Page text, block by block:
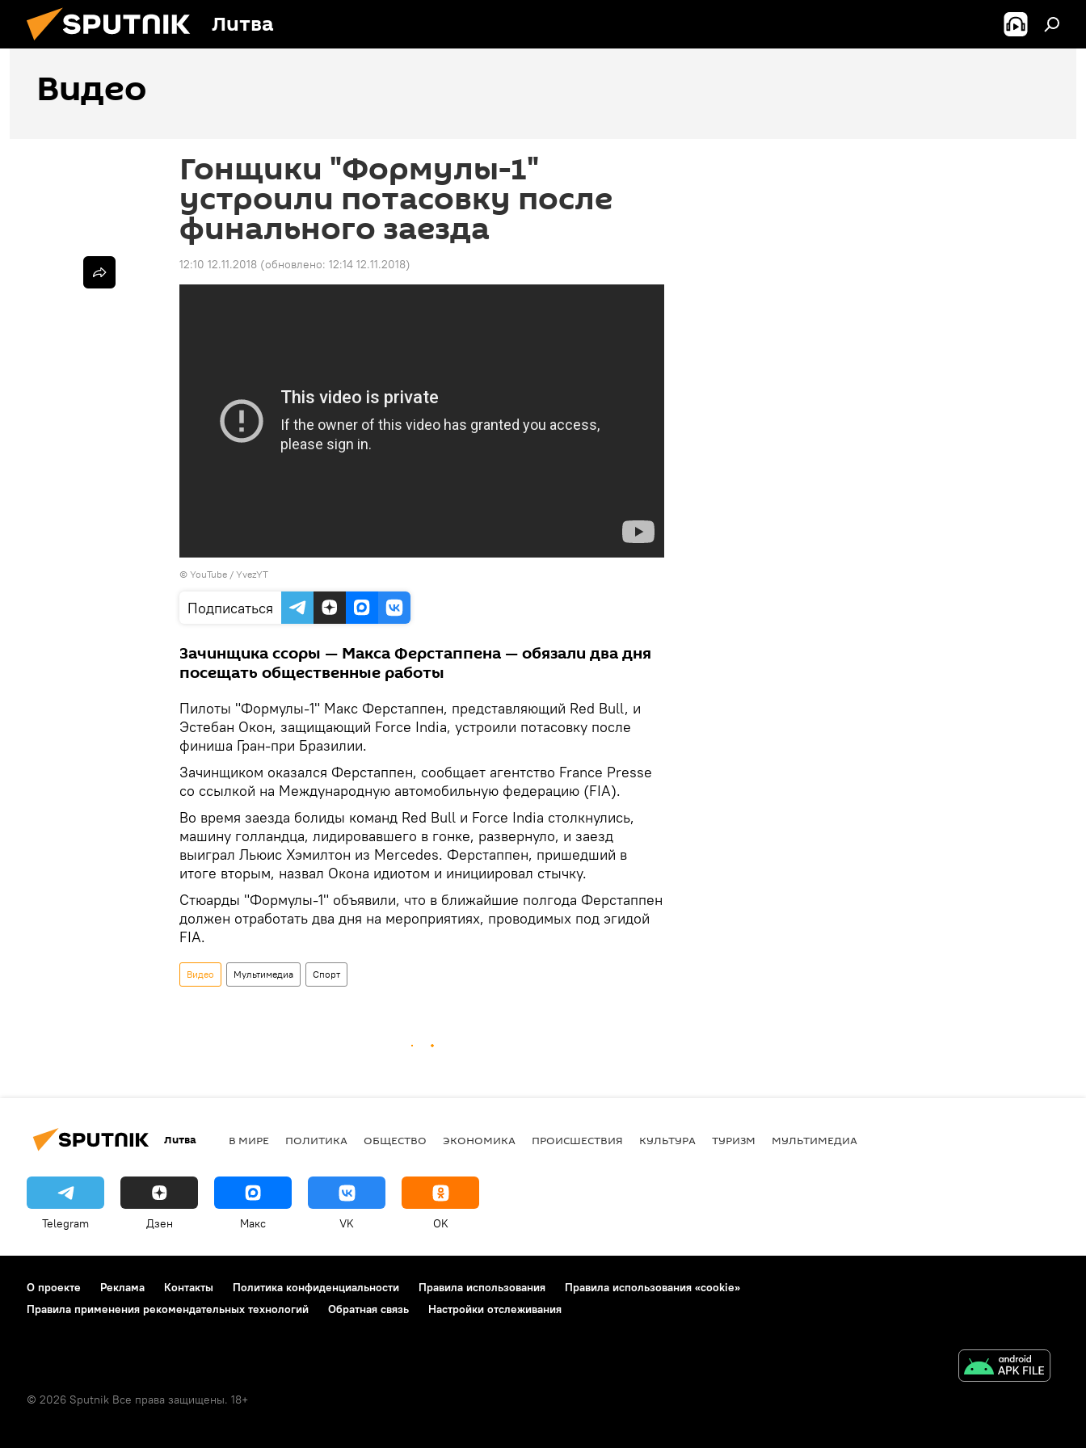
Литва
Видео
Гонщики "Формулы-1"
устроили потасовку после
финального заезда
12:10 12.11.2018 (обновлено: 12:14 12.11.2018)
© YouTube / YvezYT
Подписаться
Зачинщика ссоры — Макса Ферстаппена — обязали два дня
посещать общественные работы
Пилоты "Формулы-1" Макс Ферстаппен, представляющий Red Bull, и
Эстебан Окон, защищающий Force India, устроили потасовку после
финиша Гран-при Бразилии.
Зачинщиком оказался Ферстаппен, сообщает агентство France Presse
со ссылкой на Международную автомобильную федерацию (FIA).
Во время заезда болиды команд Red Bull и Force India столкнулись,
машину голландца, лидировавшего в гонке, развернуло, и заезд
выиграл Льюис Хэмилтон из Mercedes. Ферстаппен, пришедший в
итоге вторым, назвал Окона идиотом и инициировал стычку.
​Стюарды "Формулы-1" объявили, что в ближайшие полгода Ферстаппен
должен отработать два дня на мероприятиях, проводимых под эгидой
FIA.
Видео Мультимедиа Спорт
Литва В МИРЕ ПОЛИТИКА ОБЩЕСТВО ЭКОНОМИКА ПРОИСШЕСТВИЯ КУЛЬТУРА ТУРИЗМ МУЛЬТИМЕДИА
Telegram Дзен Макс VK OK
О проекте Реклама Контакты Политика конфиденциальности Правила использования
Правила использования «cookie»
Правила применения рекомендательных технологий
Обратная связь Настройки отслеживания
© 2026 Sputnik Все права защищены. 18+